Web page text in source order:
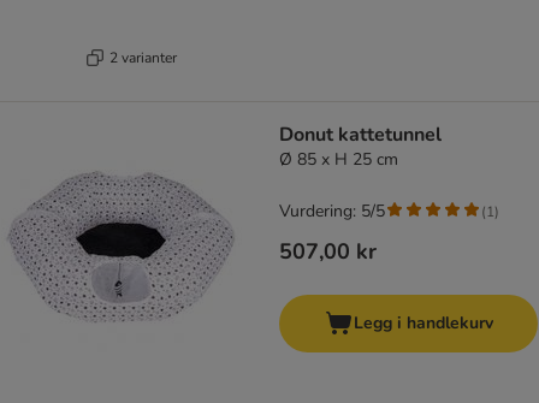
2 varianter
Donut kattetunnel
Ø 85 x H 25 cm
507,00 kr
Vurdering: 5/5 (1)
Legg i handlekurv